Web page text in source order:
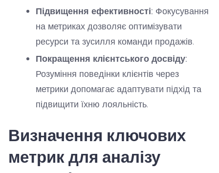
Підвищення ефективності: Фокусування
на метриках дозволяє оптимізувати
ресурси та зусилля команди продажів.
Покращення клієнтського досвіду:
Розуміння поведінки клієнтів через
метрики допомагає адаптувати підхід та
підвищити їхню лояльність.
Визначення ключових
метрик для аналізу